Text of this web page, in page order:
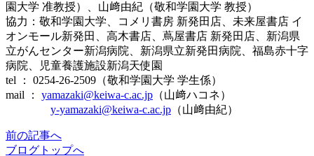
園大学 准教授）、山﨑由紀（敬和学園大学 教授）
協力：敬和学園大学、コメリ書房 新発田店、未来屋書店 イ
オンモール新発田、高木書店、蔦屋書店 新発田店、新潟県
立がんセンター新潟病院、新潟県立新発田病院、福島赤十字
病院、児童養護施設新潟天使園
tel ： 0254-26-2509（敬和学園大学 学生係）
mail ： yamazaki@keiwa-c.ac.jp （山﨑ハコネ）
y-yamazaki@keiwa-c.ac.jp （山﨑由紀）
前の記事へ
ブログ トップへ